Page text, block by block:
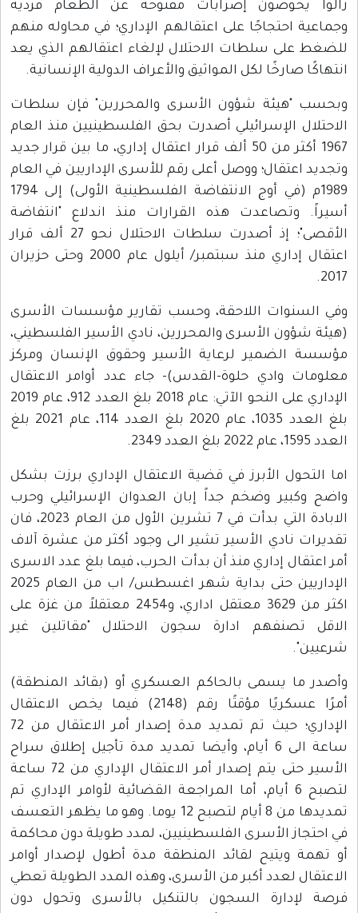
زالوا يخوضون إضرابات مفتوحة عن الطعام فردية
وجماعية احتجاجًا على اعتقالهم الإداري؛ في محاوله منهم
للضغط على سلطات الاحتلال لإلغاء اعتقالهم الذي يعد
انتهاكًا صارخًا لكل المواثيق والأعراف الدولية الإنسانية.
وبحسب "هيئة شؤون الأسرى والمحررين" فإن سلطات
الاحتلال الإسرائيلي أصدرت بحق الفلسطينيين منذ العام
1967 أكثر من 50 ألف قرار اعتقال إداري، ما بين قرار جديد
وتجديد اعتقال؛ ووصل أعلى رقم للأسرى الإداريين في العام
1989م (في أوج الانتفاضة الفلسطينية الأولى) إلى 1794
أسيراً. وتصاعدت هذه القرارات منذ اندلاع "انتفاضة
الأقصى"؛ إذ أصدرت سلطات الاحتلال نحو 27 ألف قرار
اعتقال إداري منذ سبتمبر/ أيلول عام 2000 وحتى حزيران
2017.
وفي السنوات اللاحقة، وحسب تقارير مؤسسات الأسرى
(هيئة شؤون الأسرى والمحررين، نادي الأسير الفلسطيني،
مؤسسة الضمير لرعاية الأسير وحقوق الإنسان ومركز
معلومات وادي حلوة-القدس)- جاء عدد أوامر الاعتقال
الإداري على النحو الآتي: عام 2018 بلغ العدد 912، عام 2019
بلغ العدد 1035، عام 2020 بلغ العدد 114، عام 2021 بلغ
العدد 1595، عام 2022 بلغ العدد 2349.
اما التحول الأبرز في قضية الاعتقال الإداري برزت بشكل
واضح وكبير وضخم جداً إبان العدوان الإسرائيلي وحرب
الابادة التي بدأت في 7 تشرين الأول من العام 2023، فان
تقديرات نادي الأسير تشير الى وجود أكثر من عشرة آلاف
أمر اعتقال إداري منذ أن بدأت الحرب، فيما بلغ عدد الاسرى
الإداريين حتى بداية شهر اغسطس/ اب من العام 2025
اكثر من 3629 معتقل اداري، و2454 معتقلاً من غزة على
الاقل تصنفهم ادارة سجون الاحتلال "مقاتلين غير
شرعيين".
وأصدر ما يسمى بالحاكم العسكري أو (بقائد المنطقة)
أمرًا عسكريًا مؤقتًا رقم (2148) فيما يخص الاعتقال
الإداري؛ حيث تم تمديد مدة إصدار أمر الاعتقال من 72
ساعة الى 6 أيام، وأيضا تمديد مدة تأجيل إطلاق سراح
الأسير حتى يتم إصدار أمر الاعتقال الإداري من 72 ساعة
لتصبح 6 أيام، أما المراجعة القضائية لأوامر الإداري تم
تمديدها من 8 أيام لتصبح 12 يوما. وهو ما يظهر التعسف
في احتجاز الأسرى الفلسطينيين، لمدد طويلة دون محاكمة
أو تهمة ويتيح لقائد المنطقة مدة أطول لإصدار أوامر
الاعتقال لعدد أكبر من الأسرى، وهذه المدد الطويلة تعطي
فرصة لإدارة السجون بالتنكيل بالأسرى وتحول دون